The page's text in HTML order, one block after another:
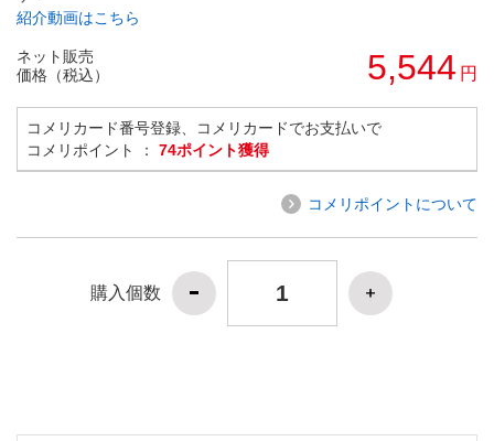
紹介動画はこちら
ネット販売
価格（税込）
5,544 円
コメリカード番号登録、コメリカードでお支払いで
コメリポイント ： 74ポイント獲得
コメリポイントについて
購入個数